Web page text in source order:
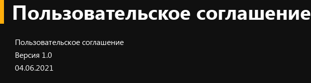
SkipПользовательское соглашение
Пользовательское соглашение
Версия 1.0
04.06.2021